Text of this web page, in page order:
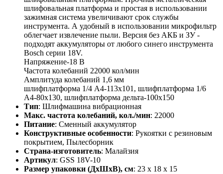
шлифовальная платформа и простая в использовании
зажимная система увеличивают срок службы
инструмента. А удобный в использовании микрофильтр
облегчает извлечение пыли. Версия без АКБ и ЗУ -
подходят аккумуляторы от любого синего инструмента
Bosch серии 18V.
Напряжение-18 В
Частота колебаний 22000 кол/мин
Амплитуда колебаний 1,6 мм
шлифплатформа 1/4 А4-113х101, шлифплатформа 1/6
А4-80х130, шлифплатформа дельта-100х150
Тип: Шлифмашина вибрационная
Макс. частота колебаний, кол./мин: 22000
Питание: Сменный аккумулятор
Конструктивные особенности: Рукоятки с резиновым
покрытием, Пылесборник
Страна-изготовитель: Малайзия
Артикул: GSS 18V-10
Размер упаковки (ДхШхВ), см: 23 x 18 x 15